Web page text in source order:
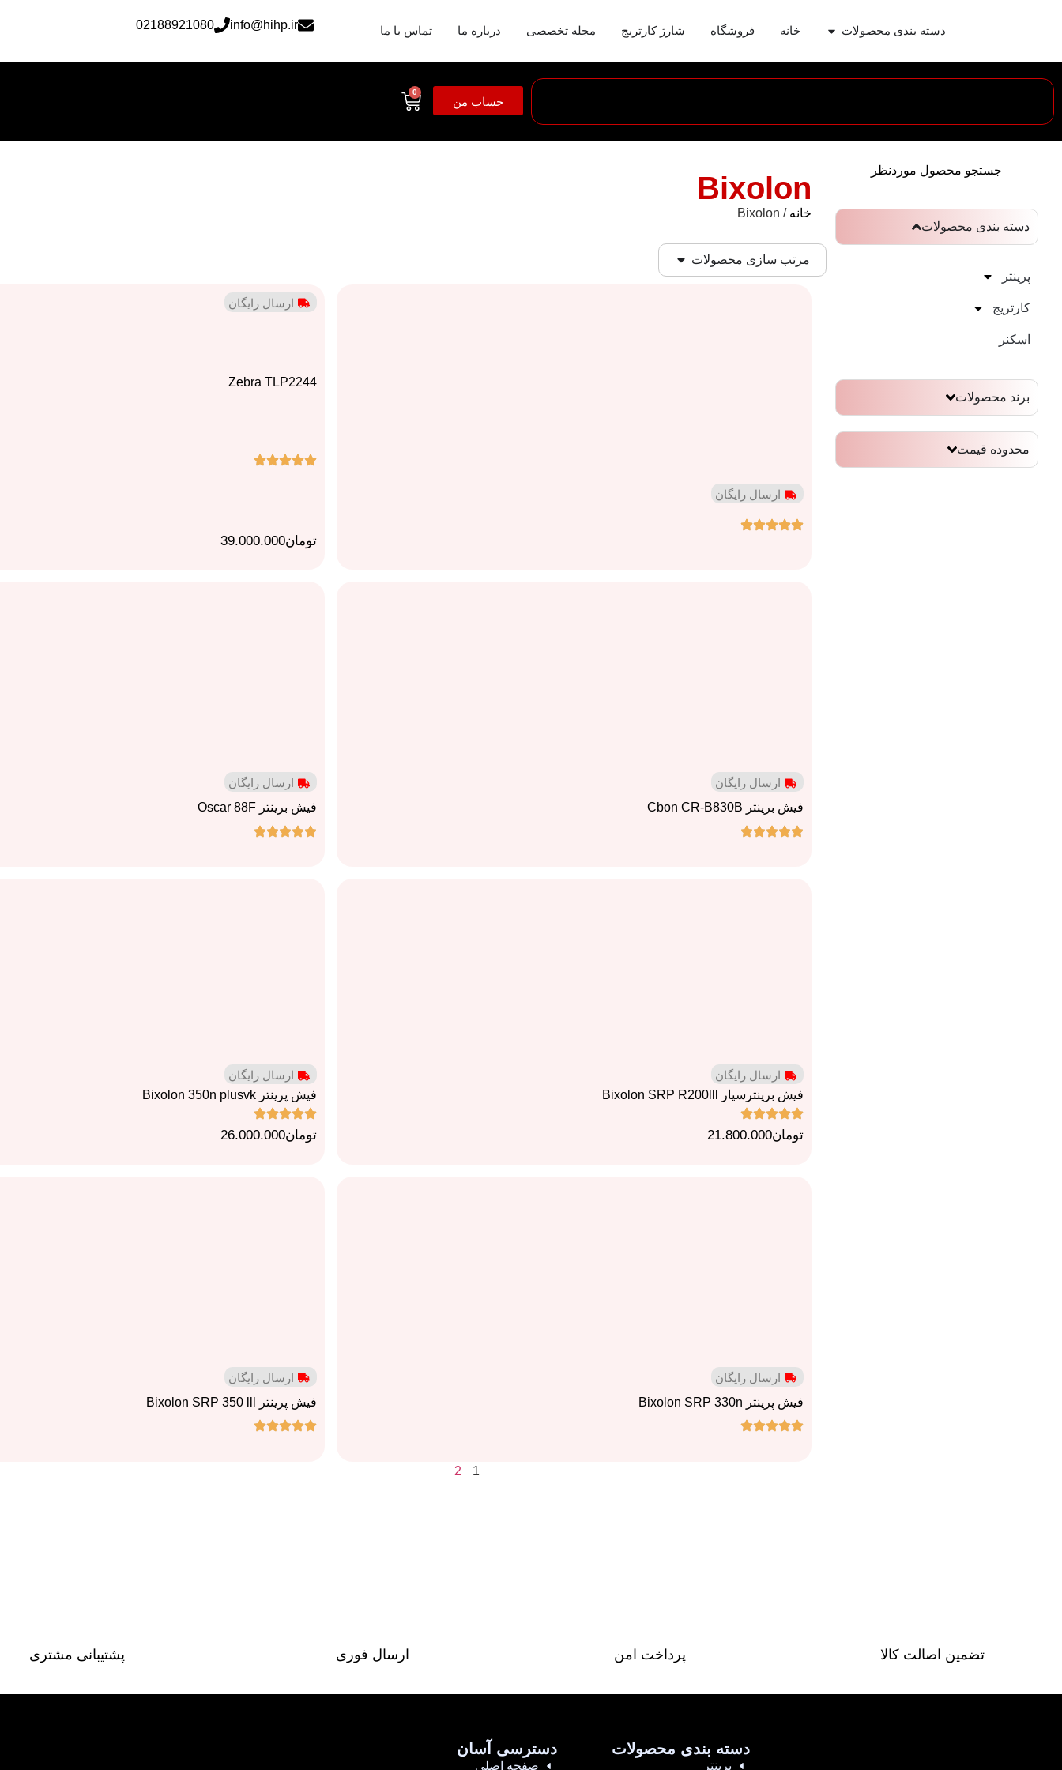
دسته بندی محصولات خانه فروشگاه شارژ کارتریج مجله تخصصی درباره ما تماس با ما info@hihp.ir
02188921080
حساب من
0
جستجو محصول موردنظر
دسته بندی محصولات
پرینتر
کارتریج
اسکنر
برند محصولات
محدوده قیمت
Bixolon
خانه / Bixolon
مرتب سازی محصولات
ارسال رایگان
ارسال رایگان
Zebra TLP2244
تومان39.000.000
ارسال رایگان
فیش برینتر Cbon CR-B830B
ارسال رایگان
فیش برینتر Oscar 88F
ارسال رایگان
فیش برینترسیار Bixolon SRP R200lll
تومان21.800.000
ارسال رایگان
فیش پرینتر Bixolon 350n plusvk
تومان26.000.000
ارسال رایگان
فیش پرینتر Bixolon SRP 330n
ارسال رایگان
فیش پرینتر Bixolon SRP 350 lll
1
2
تضمین اصالت کالا پرداخت امن ارسال فوری پشتیبانی مشتری
دسترسی آسان
صفحه اصلی
دسته بندی محصولات
پرینتر